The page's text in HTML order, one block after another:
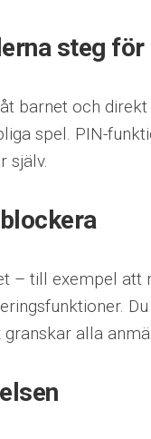
steg för
barnet och
spel. PIN-
själv.
– till exempel
alla